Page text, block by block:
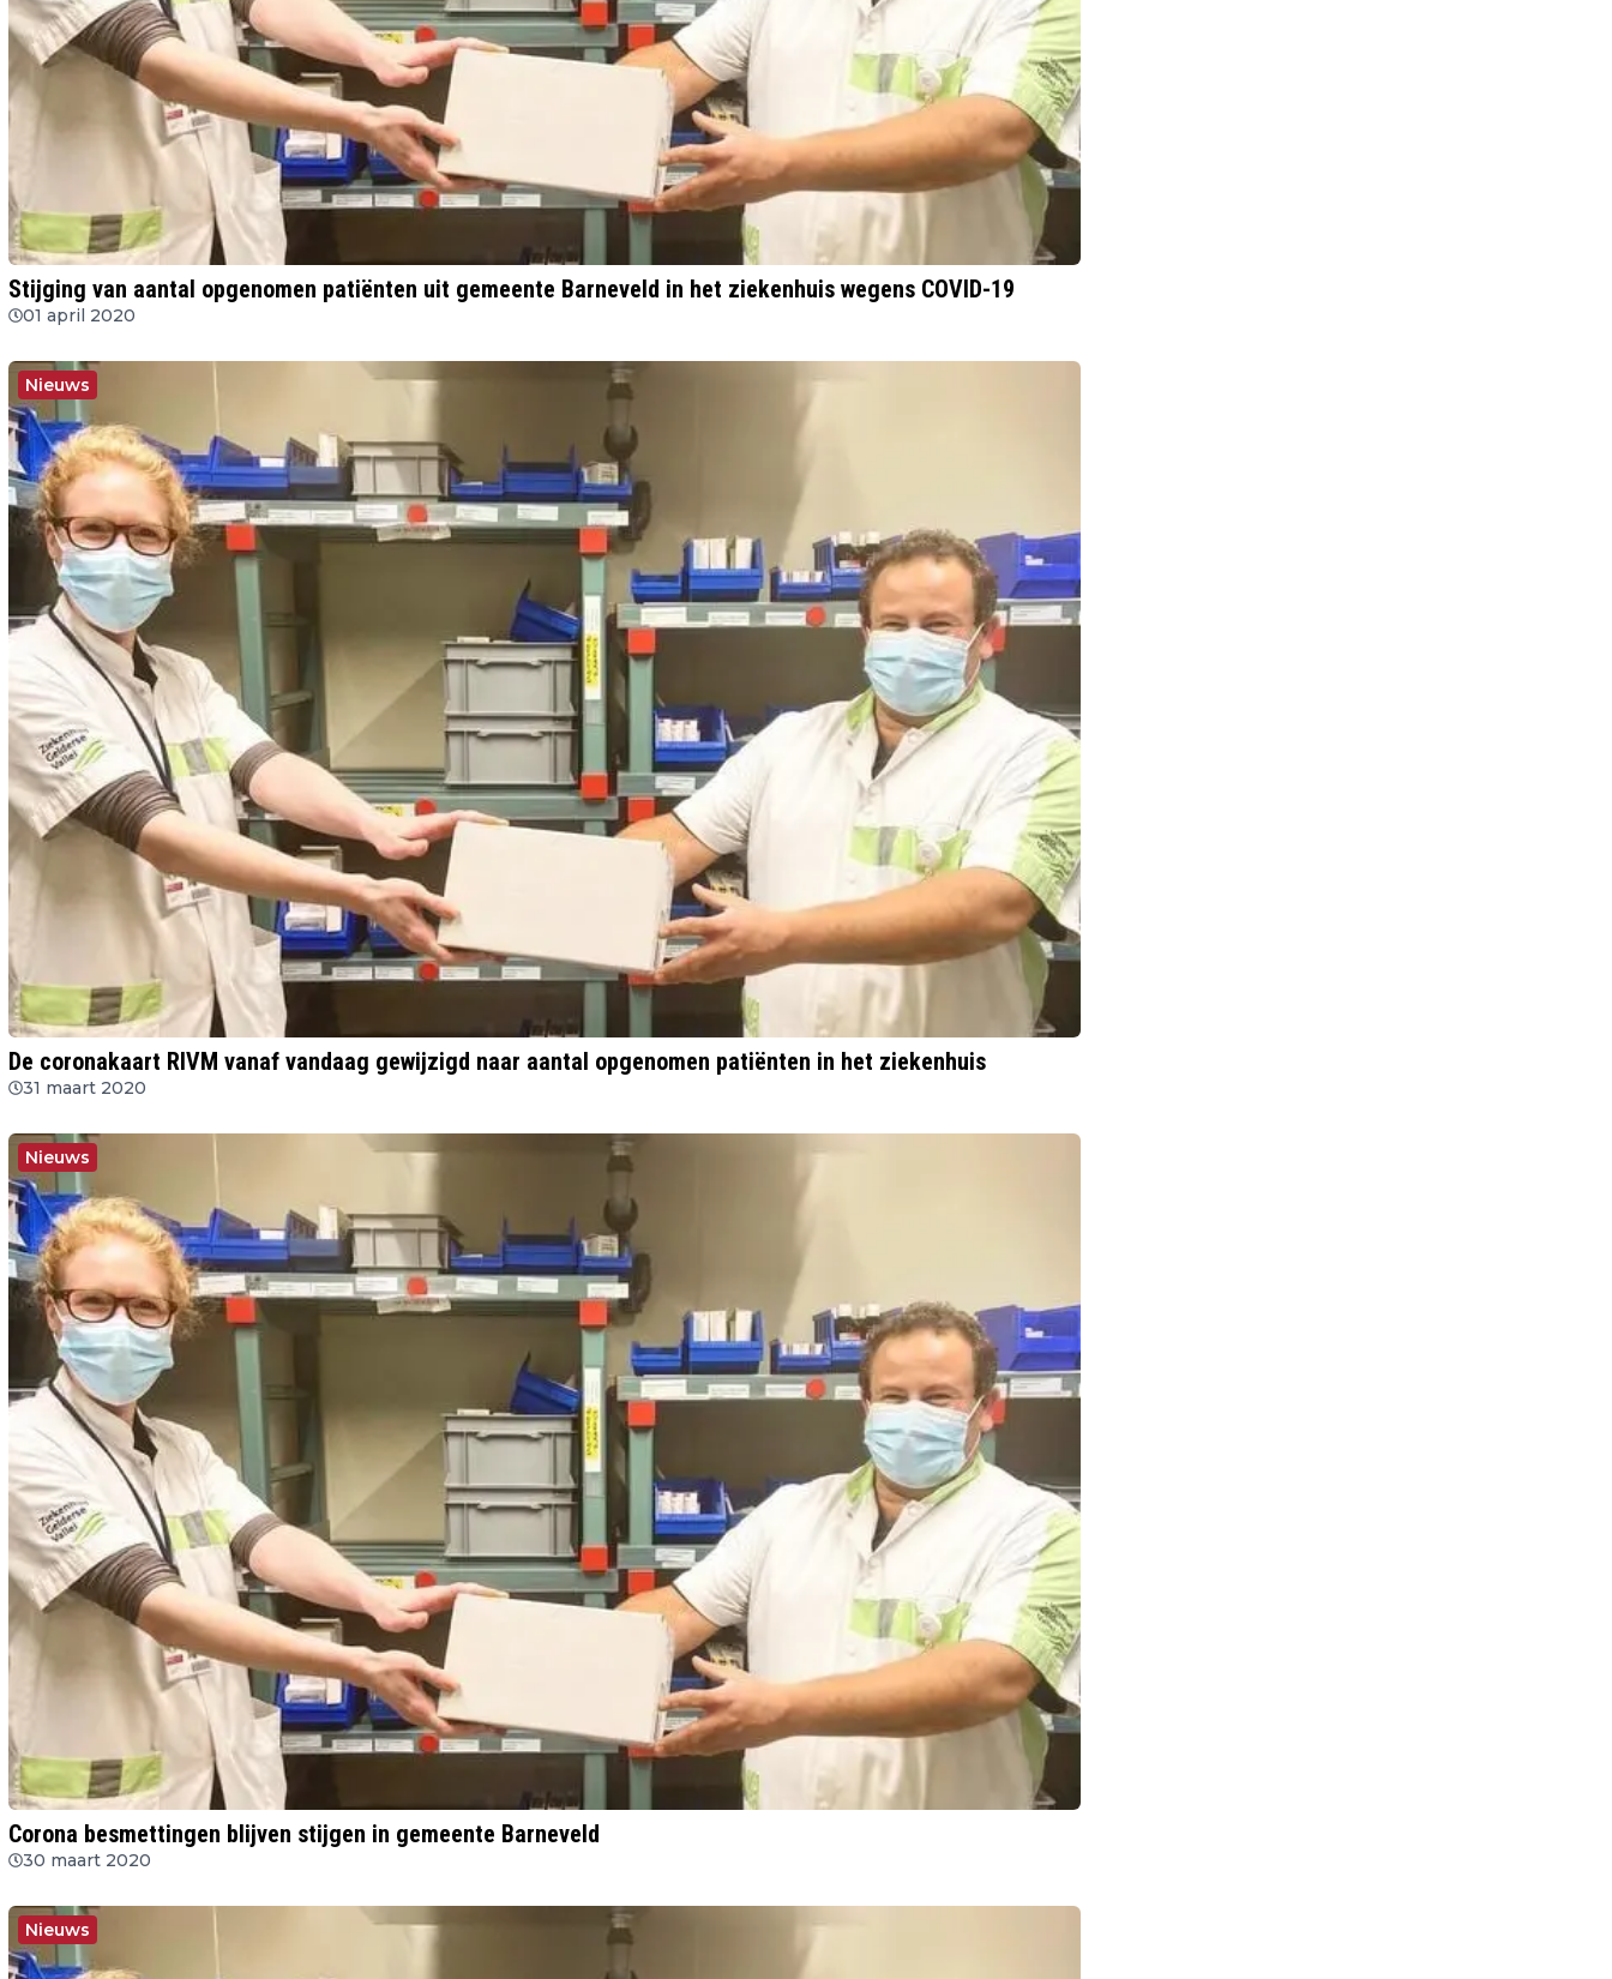
Stijging van aantal opgenomen patiënten uit gemeente Barneveld in het ziekenhuis wegens COVID-19
01 april 2020
Nieuws
De coronakaart RIVM vanaf vandaag gewijzigd naar aantal opgenomen patiënten in het ziekenhuis
31 maart 2020
Nieuws
Corona besmettingen blijven stijgen in gemeente Barneveld
30 maart 2020
Nieuws